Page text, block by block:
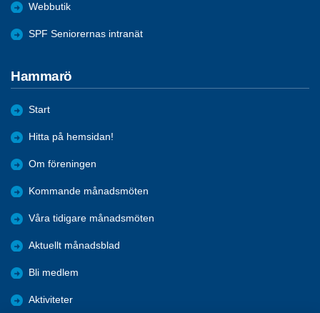
Webbutik
SPF Seniorernas intranät
Hammarö
Start
Hitta på hemsidan!
Om föreningen
Kommande månadsmöten
Våra tidigare månadsmöten
Aktuellt månadsblad
Bli medlem
Aktiviteter